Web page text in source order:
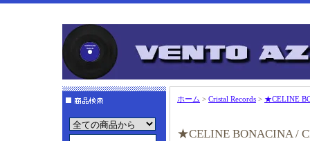
ホーム > Cristal Records > ★CELINE
★CELINE BONACINA /